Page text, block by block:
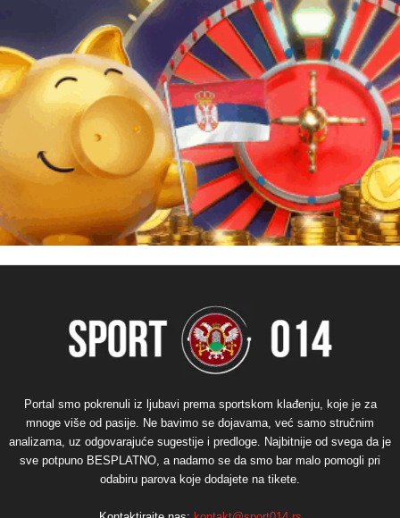
Portal smo pokrenuli iz ljubavi prema sportskom klađenju, koje je za
mnoge više od pasije. Ne bavimo se dojavama, već samo stručnim
analizama, uz odgovarajuće sugestije i predloge. Najbitnije od svega da je
sve potpuno BESPLATNO, a nadamo se da smo bar malo pomogli pri
odabiru parova koje dodajete na tikete.